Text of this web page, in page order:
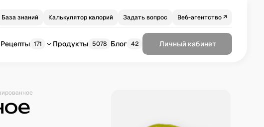
База знаний Калькулятор калорий Задать вопрос Веб-агентство ↗
Рецепты 171 Продукты 5078 Блог 42 Личный кабинет